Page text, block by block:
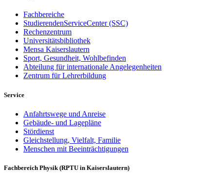
Fachbereiche
StudierendenServiceCenter (SSC)
Rechenzentrum
Universitätsbibliothek
Mensa Kaiserslautern
Sport, Gesundheit, Wohlbefinden
Abteilung für internationale Angelegenheiten
Zentrum für Lehrerbildung
Service
Anfahrtswege und Anreise
Gebäude- und Lagepläne
Stördienst
Gleichstellung, Vielfalt, Familie
Menschen mit Beeinträchtigungen
Fachbereich Physik (RPTU in Kaiserslautern)